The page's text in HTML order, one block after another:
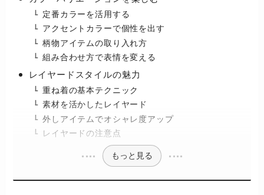
定番カラーを活用する
アクセントカラーで個性を出す
柄物アイテムの取り入れ方
組み合わせ方で表情を変える
レイヤードスタイルの魅力
重ね着の基本テクニック
素材を活かしたレイヤード
外しアイテムでオシャレ度アップ
レイヤードの注意点
もっと見る